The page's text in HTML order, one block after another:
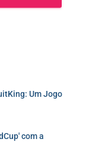
Um Jogo
com a